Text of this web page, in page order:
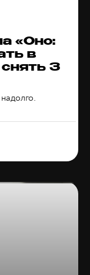
«Оно:
в
3